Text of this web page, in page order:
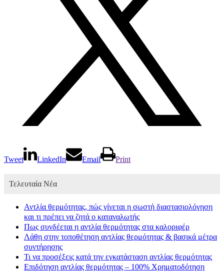
Tweet LinkedIn Email Print
Τελευταία Νέα
Αντλία θερμότητας, πώς γίνεται η σωστή διαστασιολόγηση
και τι πρέπει να ζητά ο καταναλωτής
Πως συνδέεται η αντλία θερμότητας στα καλοριφέρ
Λάθη στην τοποθέτηση αντλίας θερμότητας & βασικά μέτρα
συντήρησης
Τι να προσέξεις κατά την εγκατάσταση αντλίας θερμότητας
Επιδότηση αντλίας θερμότητας – 100% Χρηματοδότηση